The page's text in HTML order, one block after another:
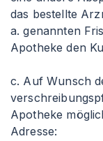
das bestellte
a. genannten
Apotheke den
c. Auf Wunsch
Apotheke
Adresse: